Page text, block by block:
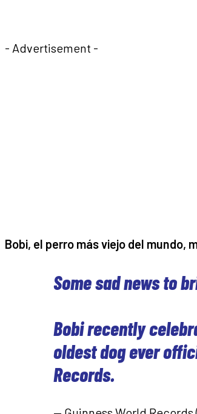
- Advertisement -
Bobi, el perro más viejo del mundo,
Some sad news to
Bobi recently
oldest dog ever
Records.